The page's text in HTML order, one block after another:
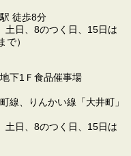
徒歩8分
土日、8のつく日、15日は
）
下1Ｆ食品催事場
線、りんかい線「大井町」
土日、8のつく日、15日は